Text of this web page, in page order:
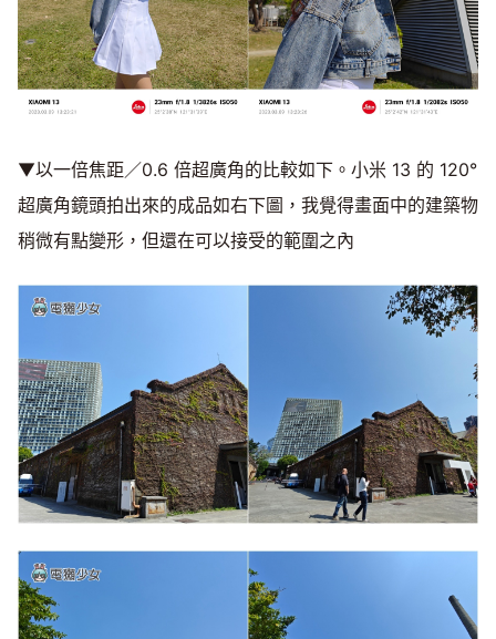
▼以一倍焦距／0.6 倍超廣角的比較如下。小米 13 的 120°
超廣角鏡頭拍出來的成品如右下圖，我覺得畫面中的建築物
稍微有點變形，但還在可以接受的範圍之內